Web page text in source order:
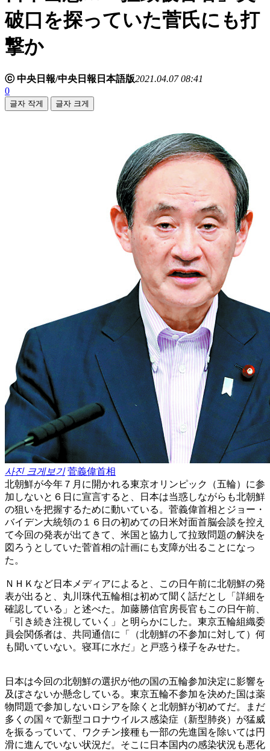
破口を探っていた菅氏にも打
撃か
ⓒ 中央日報/中央日報日本語版2021.04.07 08:41
0
글자 작게 글자 크게
사진 크게보기 菅義偉首相
北朝鮮が今年７月に開かれる東京オリンピック（五輪）に参
加しないと６日に宣言すると、日本は当惑しながらも北朝鮮
の狙いを把握するために動いている。菅義偉首相とジョー・
バイデン大統領の１６日の初めての日米対面首脳会談を控え
て今回の発表が出てきて、米国と協力して拉致問題の解決を
図ろうとしていた菅首相の計画にも支障が出ることになっ
た。
ＮＨＫなど日本メディアによると、この日午前に北朝鮮の発
表が出ると、丸川珠代五輪相は初めて聞く話だとし「詳細を
確認している」と述べた。加藤勝信官房長官もこの日午前、
「引き続き注視していく」と明らかにした。東京五輪組織委
員会関係者は、共同通信に「（北朝鮮の不参加に対して）何
も聞いていない。寝耳に水だ」と戸惑う様子をみせた。
日本は今回の北朝鮮の選択が他の国の五輪参加決定に影響を
及ぼさないか懸念している。東京五輪不参加を決めた国は薬
物問題で参加しないロシアを除くと北朝鮮が初めてだ。まだ
多くの国々で新型コロナウイルス感染症（新型肺炎）が猛威
を振るっていて、ワクチン接種も一部の先進国を除いては円
滑に進んでいない状況だ。そこに日本国内の感染状況も悪化